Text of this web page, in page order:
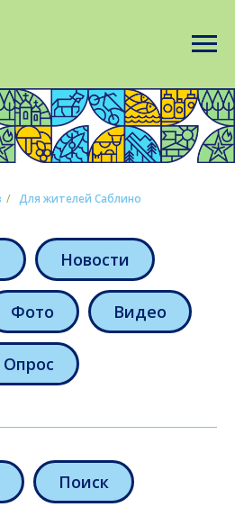
/ Для жителей Саблино
Новости
Фото Видео
Опрос
Поиск